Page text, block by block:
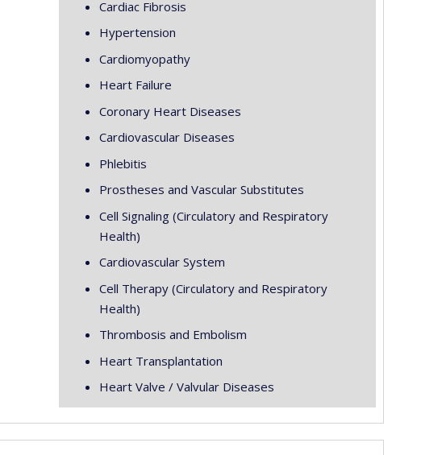
Cardiac Fibrosis
Hypertension
Cardiomyopathy
Heart Failure
Coronary Heart Diseases
Cardiovascular Diseases
Phlebitis
Prostheses and Vascular Substitutes
Cell Signaling (Circulatory and Respiratory
Health)
Cardiovascular System
Cell Therapy (Circulatory and Respiratory
Health)
Thrombosis and Embolism
Heart Transplantation
Heart Valve / Valvular Diseases